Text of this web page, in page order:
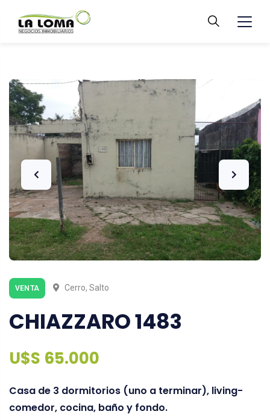
VENTA Cerro, Salto
CHIAZZARO 1483
U$S 65.000
Casa de 3 dormitorios (uno a terminar), living-
comedor, cocina, baño y fondo.